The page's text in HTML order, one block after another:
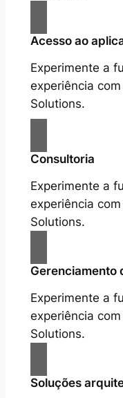
Acesso ao
Experimente a
experiência
Solutions.
Consultoria
Experimente a
experiência
Solutions.
Gerenciamento
Experimente a
experiência
Solutions.
Soluções